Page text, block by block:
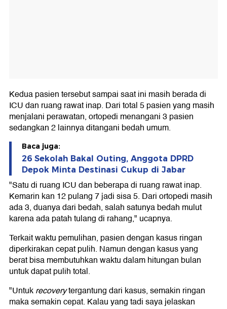
Kedua pasien tersebut sampai saat ini masih berada di
ICU dan ruang rawat inap. Dari total 5 pasien yang masih
menjalani perawatan, ortopedi menangani 3 pasien
sedangkan 2 lainnya ditangani bedah umum.
Baca juga:
26 Sekolah Bakal Outing, Anggota DPRD
Depok Minta Destinasi Cukup di Jabar
"Satu di ruang ICU dan beberapa di ruang rawat inap.
Kemarin kan 12 pulang 7 jadi sisa 5. Dari ortopedi masih
ada 3, duanya dari bedah, salah satunya bedah mulut
karena ada patah tulang di rahang," ucapnya.
Terkait waktu pemulihan, pasien dengan kasus ringan
diperkirakan cepat pulih. Namun dengan kasus yang
berat bisa membutuhkan waktu dalam hitungan bulan
untuk dapat pulih total.
"Untukrecoverytergantung dari kasus, semakin ringan
maka semakin cepat. Kalau yang tadi saya jelaskan